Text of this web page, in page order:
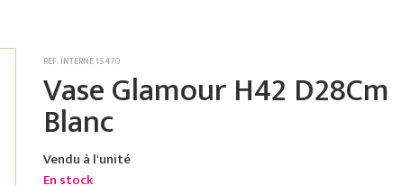
RÉF. INTERNE 15470
Vase Glamour H42 D28Cm
Blanc
Vendu à l'unité
En stock